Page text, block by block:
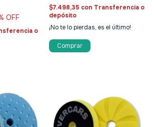
OFF
o
$7.498,35 con Transferencia o
depósito
¡No te lo pierdas, es el último!